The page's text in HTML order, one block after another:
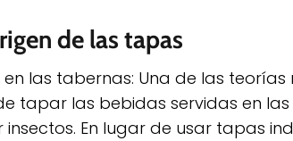
de las tapas
las tabernas: Una de las
tapar las bebidas servidas en
En lugar de usar tapas